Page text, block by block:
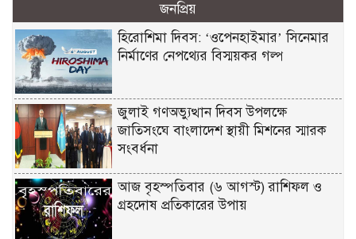
জনপ্রিয়
হিরোশিমা দিবস: ‘ওপেনহাইমার’ সিনেমার
নির্মাণের নেপথ্যের বিস্ময়কর গল্প
জুলাই গণঅভ্যুত্থান দিবস উপলক্ষে
জাতিসংঘে বাংলাদেশ স্থায়ী মিশনের স্মারক
সংবর্ধনা
আজ বৃহস্পতিবার (৬ আগস্ট) রাশিফল ও
গ্রহদোষ প্রতিকারের উপায়